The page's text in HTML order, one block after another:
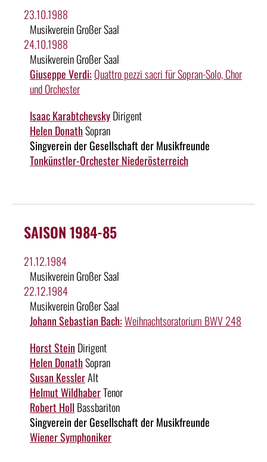
23.10.1988
Musikverein Großer Saal
24.10.1988
Musikverein Großer Saal
Giuseppe Verdi: Quattro pezzi sacri für Sopran-Solo, Chor
und Orchester
Isaac KarabtchevskyDirigent
Helen DonathSopran
Singverein der Gesellschaft der Musikfreunde
Tonkünstler-Orchester Niederösterreich
SAISON 1984-85
21.12.1984
Musikverein Großer Saal
22.12.1984
Musikverein Großer Saal
Johann Sebastian Bach:Weihnachtsoratorium BWV 248
Horst Stein Dirigent
Helen DonathSopran
Susan KesslerAlt
Helmut WildhaberTenor
Robert Holl Bassbariton
Singverein der Gesellschaft der Musikfreunde
Wiener Symphoniker